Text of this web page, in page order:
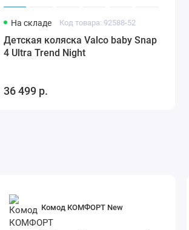
На складе Код товара: 92588-52
Детская коляска Valco baby Snap
4 Ultra Trend Night
36 499 р.
Комод КОМФОРТ New